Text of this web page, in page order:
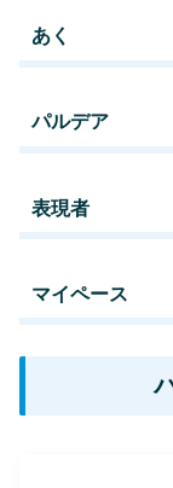
あく
パルデア
表現者
マイペース